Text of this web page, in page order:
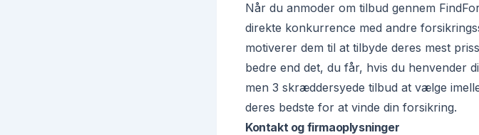
Når du anmoder om tilbud gennem
direkte konkurrence med andre
motiverer dem til at tilbyde deres mest
bedre end det, du får, hvis du henvender
men 3 skræddersyede tilbud at vælge
deres bedste for at vinde din forsikring.
Kontakt og firmaoplysninger